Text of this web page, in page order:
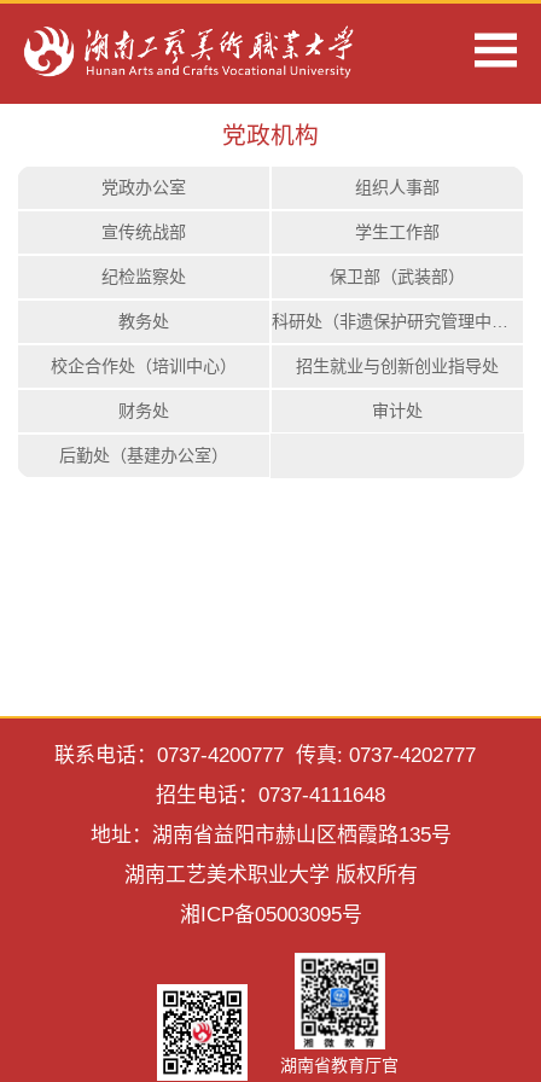
党政机构
党政办公室 组织人事部
宣传统战部 学生工作部
纪检监察处 保卫部（武装部）
教务处
校企合作处（培训中心） 招生就业与创新创业指导处
财务处 审计处
后勤处（基建办公室）
联系电话：0737-4200777 传真: 0737-4202777
招生电话：0737-4111648
地址：湖南省益阳市赫山区栖霞路135号
湖南工艺美术职业大学 版权所有
湘ICP备05003095号
湖南省教育厅官